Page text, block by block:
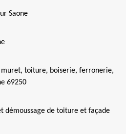
Saone
toiture, boiserie, ferronerie,
69250
démoussage de toiture et façade